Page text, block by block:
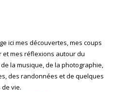
ici mes découvertes, mes coups
mes réflexions autour du
la musique, de la photographie,
des randonnées et de quelques
vie.